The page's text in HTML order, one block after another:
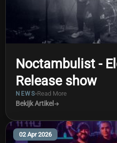
Noctambulist -
Release show
NEWS Read More
Bekijk Artikel
02 Apr 2026